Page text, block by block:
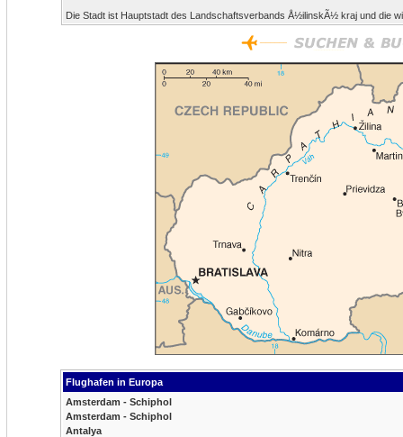
Die Stadt ist Hauptstadt des Landschaftsverbands Å½ilinskÃ½ kraj und die
Flughafen in Europa
Amsterdam - Schiphol
Amsterdam - Schiphol
Antalya